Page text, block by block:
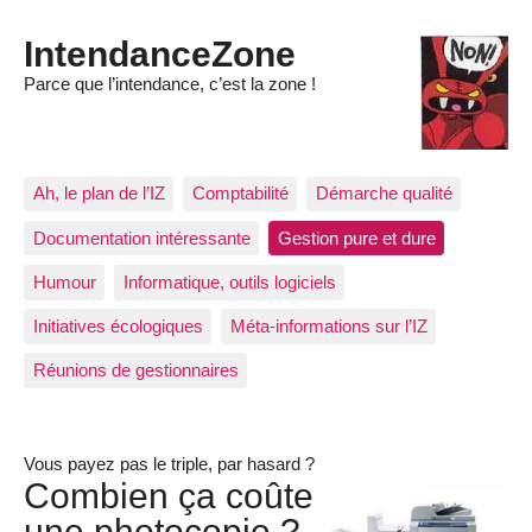
IntendanceZone
Parce que l’intendance, c’est la zone !
Ah, le plan de l’IZ Comptabilité Démarche qualité
Documentation intéressante Gestion pure et dure
Humour Informatique, outils logiciels
Initiatives écologiques Méta-informations sur l’IZ
Réunions de gestionnaires
Vous payez pas le triple, par hasard ?
Combien ça coûte